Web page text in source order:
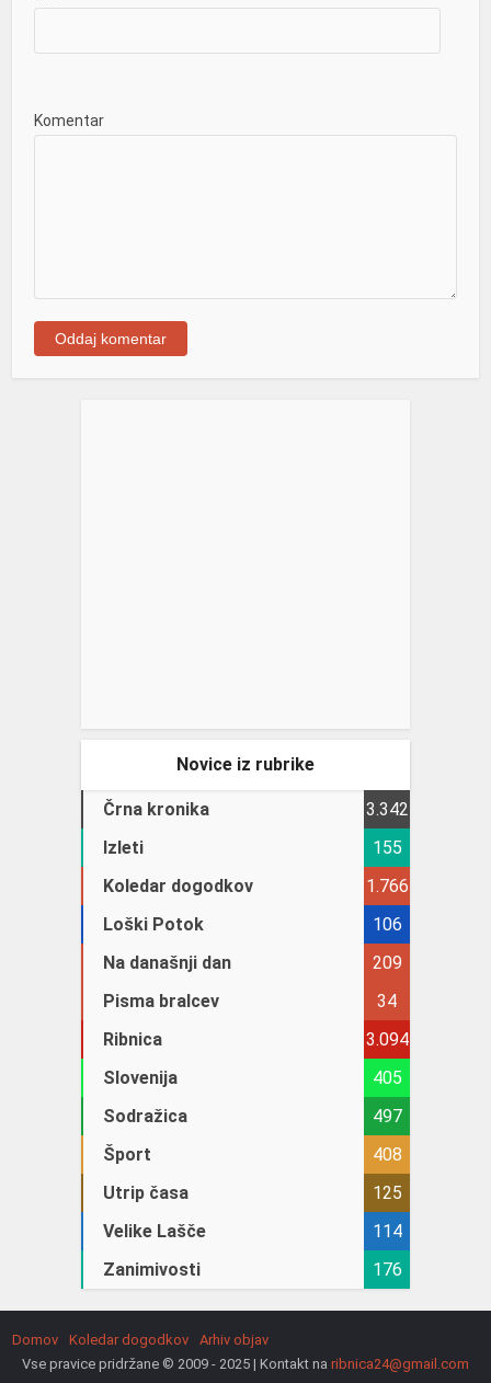
Komentar
Novice iz rubrike
Črna kronika
3.342
Izleti
155
Koledar dogodkov
1.766
Loški Potok
106
Na današnji dan
209
Pisma bralcev
34
Ribnica
3.094
Slovenija
405
Sodražica
497
Šport
408
Utrip časa
125
Velike Lašče
114
Zanimivosti
176
Domov Koledar dogodkov
Arhiv objav
Vse pravice pridržane © 2009 - 2025 | Kontakt na ribnica24@gmail.com